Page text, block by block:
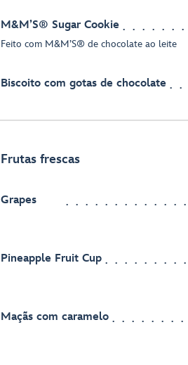
M&M’S® Sugar Cookie
Feito com M&M’S® de chocolate ao leite
Biscoito com gotas de chocolate
Frutas frescas
Grapes
Pineapple Fruit Cup
Maçãs com caramelo